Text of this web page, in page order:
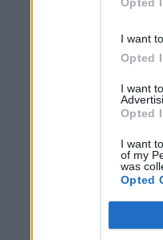
I want
Opted
I want
Opted
I want
of my
was
Opted